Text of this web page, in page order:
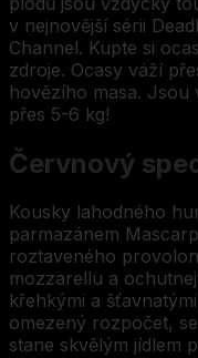
v nejnovější sérii
Channel. Kupte si
zdroje. Ocasy váží
hovězího masa.
přes 5-6 kg!
Červnový
Kousky lahodného
parmazánem
roztaveného
mozzarellu a
křehkými a
omezený rozpočet,
stane skvělým jídlem